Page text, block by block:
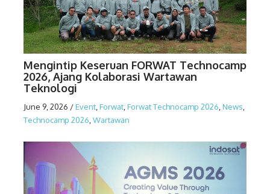
Mengintip Keseruan FORWAT Technocamp
2026, Ajang Kolaborasi Wartawan
Teknologi
June 9, 2026 /Event Forwat Forwat Technocamp 2026 News
Technocamp 2026 Wartawan